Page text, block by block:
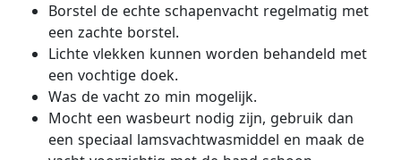
Borstel de echte schapenvacht regelmatig met
een zachte borstel.
Lichte vlekken kunnen worden behandeld met
een vochtige doek.
Was de vacht zo min mogelijk.
Mocht een wasbeurt nodig zijn, gebruik dan
een speciaal lamsvachtwasmiddel en maak de